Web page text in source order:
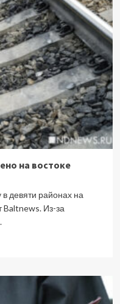
на востоке
девяти районах на
Baltnews. Из-за